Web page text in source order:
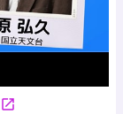
open_in_new